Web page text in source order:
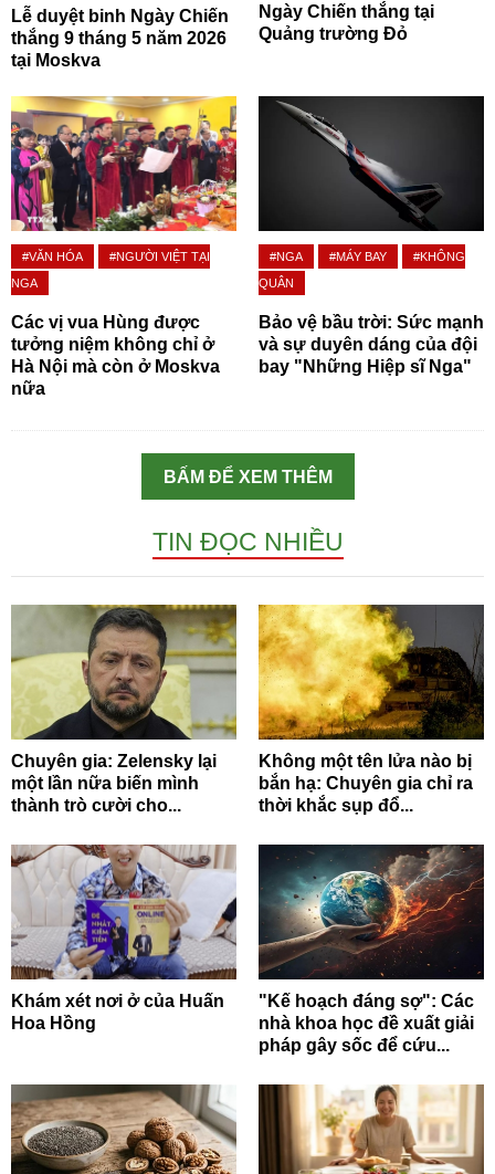
Lễ duyệt binh Ngày Chiến
thắng 9 tháng 5 năm 2026
tại Moskva
Ngày Chiến thắng tại
Quảng trường Đỏ
#VĂN HÓA
#NGƯỜI VIỆT TẠI
NGA
Các vị vua Hùng được
tưởng niệm không chỉ ở
Hà Nội mà còn ở Moskva
nữa
#NGA #MÁY BAY
#KHÔNG
QUÂN
Bảo vệ bầu trời: Sức mạnh
và sự duyên dáng của đội
bay "Những Hiệp sĩ Nga"
BẤM ĐỂ XEM THÊM
TIN ĐỌC NHIỀU
Chuyên gia: Zelensky lại
một lần nữa biến mình
thành trò cười cho...
Không một tên lửa nào bị
bắn hạ: Chuyên gia chỉ ra
thời khắc sụp đổ...
Khám xét nơi ở của Huấn
Hoa Hồng
"Kế hoạch đáng sợ": Các
nhà khoa học đề xuất giải
pháp gây sốc để cứu...